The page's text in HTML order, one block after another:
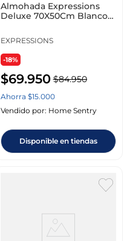
Almohada Expressions
Deluxe 70X50Cm Blanco
EXPRESSIONS
-18%
$69.950 $84.950
Ahorra $15.000
Vendido por: Home Sentry
Disponible en tiendas